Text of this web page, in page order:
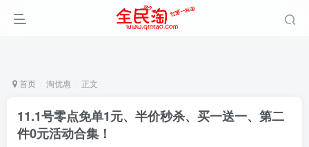
首页 淘优惠 正文
11.1号零点免单1元、半价秒杀、买一送一、第二
件0元活动合集！